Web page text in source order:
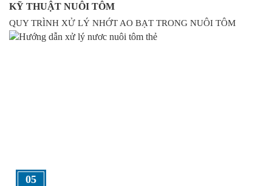
KỸ THUẬT NUÔI TÔM
QUY TRÌNH XỬ LÝ NHỚT AO BẠT TRONG NUÔI TÔM
05